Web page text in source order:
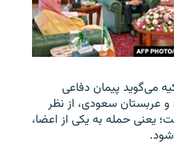
می‌گوید پیمان دفاعی
و عربستان سعودی، از نظر
ماده ۵ ناتو است؛ یعنی حمله به یکی از اعضا،